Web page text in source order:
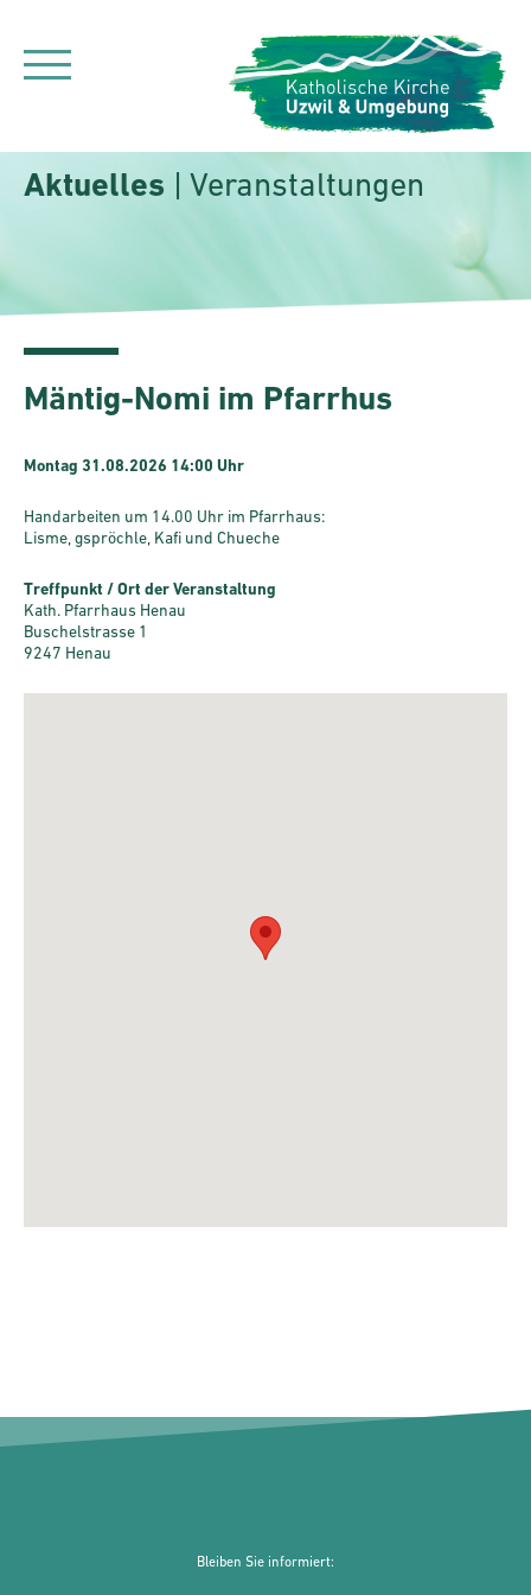
Aktuelles | Veranstaltungen
Mäntig-Nomi im Pfarrhus
Montag 31.08.2026 14:00 Uhr
Handarbeiten um 14.00 Uhr im Pfarrhaus:
Lisme, gspröchle, Kafi und Chueche
Treffpunkt / Ort der Veranstaltung
Kath. Pfarrhaus Henau
Buschelstrasse 1
9247 Henau
Bleiben Sie informiert: